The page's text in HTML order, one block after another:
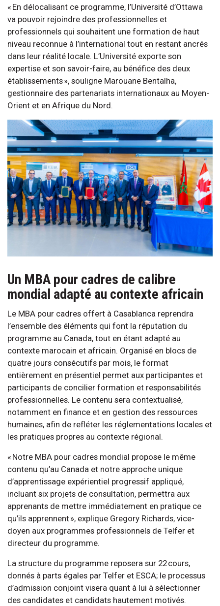
« En délocalisant ce programme, l’Université d’Ottawa
va pouvoir rejoindre des professionnelles et
professionnels qui souhaitent une formation de haut
niveau reconnue à l’international tout en restant ancrés
dans leur réalité locale. L’Université exporte son
expertise et son savoir-faire, au bénéfice des deux
établissements », souligne Marouane Bentalha,
gestionnaire des partenariats internationaux au Moyen-
Orient et en Afrique du Nord.
Un MBA pour cadres de calibre
mondial adapté au contexte africain
Le MBA pour cadres offert à Casablanca reprendra
l’ensemble des éléments qui font la réputation du
programme au Canada, tout en étant adapté au
contexte marocain et africain. Organisé en blocs de
quatre jours consécutifs par mois, le format
entièrement en présentiel permet aux participantes et
participants de concilier formation et responsabilités
professionnelles. Le contenu sera contextualisé,
notamment en finance et en gestion des ressources
humaines, afin de refléter les réglementations locales et
les pratiques propres au contexte régional.
« Notre MBA pour cadres mondial propose le même
contenu qu’au Canada et notre approche unique
d’apprentissage expérientiel progressif appliqué,
incluant six projets de consultation, permettra aux
apprenants de mettre immédiatement en pratique ce
qu’ils apprennent », explique Gregory Richards, vice-
doyen aux programmes professionnels de Telfer et
directeur du programme.
La structure du programme reposera sur 22 cours,
donnés à parts égales par Telfer et ESCA; le processus
d’admission conjoint visera quant à lui à sélectionner
des candidates et candidats hautement motivés.